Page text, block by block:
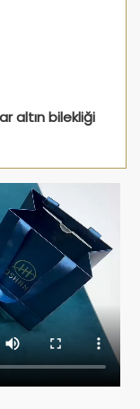
altın bilekliği